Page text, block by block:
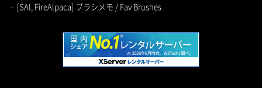
[SAI, FireAlpaca] ブラシメモ / Fav Brushes